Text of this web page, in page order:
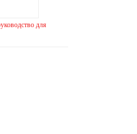
для